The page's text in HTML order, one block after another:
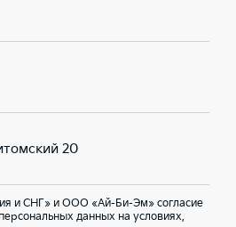
20
и СНГ» и ООО «Ай-Би-Эм» согласие
данных на условиях,